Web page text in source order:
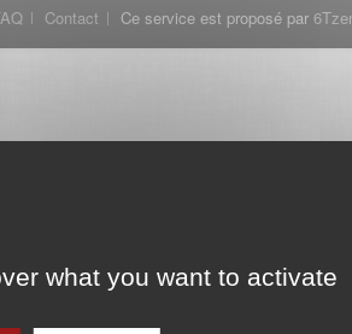
what you want to activate
Contact Ce service est proposé par